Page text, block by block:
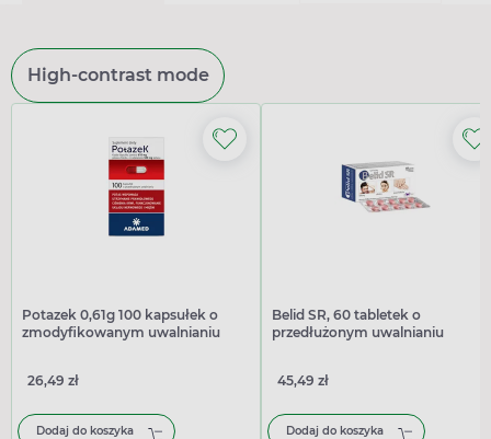
High-contrast mode
Potazek 0,61g 100 kapsułek o
zmodyfikowanym uwalnianiu
26,49 zł
Dodaj do koszyka
Belid SR, 60 tabletek o
przedłużonym uwalnianiu
45,49 zł
Dodaj do koszyka